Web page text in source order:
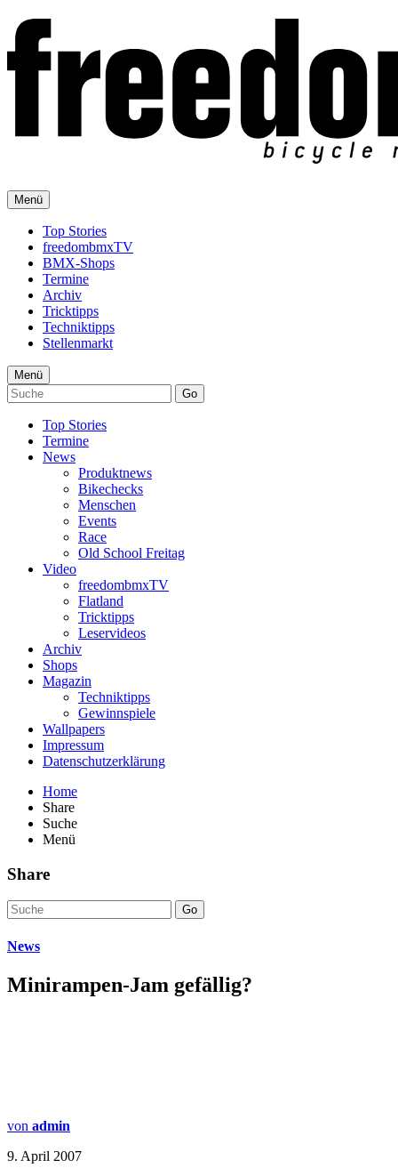
Menü
Top Stories
freedombmxTV
BMX-Shops
Termine
Archiv
Tricktipps
Techniktipps
Stellenmarkt
Menü
Go
Top Stories
Termine
News
Produktnews
Bikechecks
Menschen
Events
Race
Old School Freitag
Video
freedombmxTV
Flatland
Tricktipps
Leservideos
Archiv
Shops
Magazin
Techniktipps
Gewinnspiele
Wallpapers
Impressum
Datenschutzerklärung
Home
Share
Suche
Menü
Share
Go
News
Minirampen-Jam gefällig?
von admin
9. April 2007